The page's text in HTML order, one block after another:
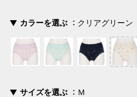
カラーを選ぶ クリアグリーン
サイズを選ぶ Ｍ